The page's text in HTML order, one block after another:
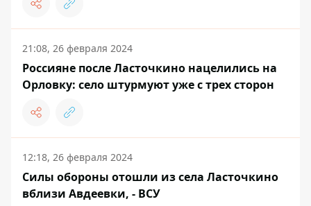
21:08, 26 февраля 2024
Россияне после Ласточкино нацелились на
Орловку: село штурмуют уже с трех сторон
12:18, 26 февраля 2024
Силы обороны отошли из села Ласточкино
вблизи Авдеевки, - ВСУ